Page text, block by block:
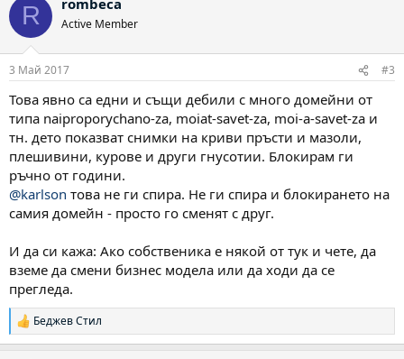
к
и
R Active Member
3 Май 2017 #3
Това явно са едни и същи дебили с много домейни от
типа naiproporychano-za, moiat-savet-za, moi-a-savet-za и
тн. дето показват снимки на криви пръсти и мазоли,
плешивини, курове и други гнусотии. Блокирам ги
ръчно от години.
@karlson това не ги спира. Не ги спира и блокирането на
самия домейн - просто го сменят с друг.
И да си кажа: Ако собственика е някой от тук и чете, да
вземе да смени бизнес модела или да ходи да се
прегледа.
Р
е
Беджев Стил